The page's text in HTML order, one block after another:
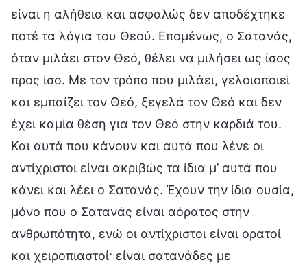
είναι η αλήθεια και ασφαλώς δεν αποδέχτηκε
ποτέ τα λόγια του Θεού. Επομένως, ο Σατανάς,
όταν μιλάει στον Θεό, θέλει να μιλήσει ως ίσος
προς ίσο. Με τον τρόπο που μιλάει, γελοιοποιεί
και εμπαίζει τον Θεό, ξεγελά τον Θεό και δεν
έχει καμία θέση για τον Θεό στην καρδιά του.
Και αυτά που κάνουν και αυτά που λένε οι
αντίχριστοι είναι ακριβώς τα ίδια μ’ αυτά που
κάνει και λέει ο Σατανάς. Έχουν την ίδια ουσία,
μόνο που ο Σατανάς είναι αόρατος στην
ανθρωπότητα, ενώ οι αντίχριστοι είναι ορατοί
και χειροπιαστοί· είναι σατανάδες με